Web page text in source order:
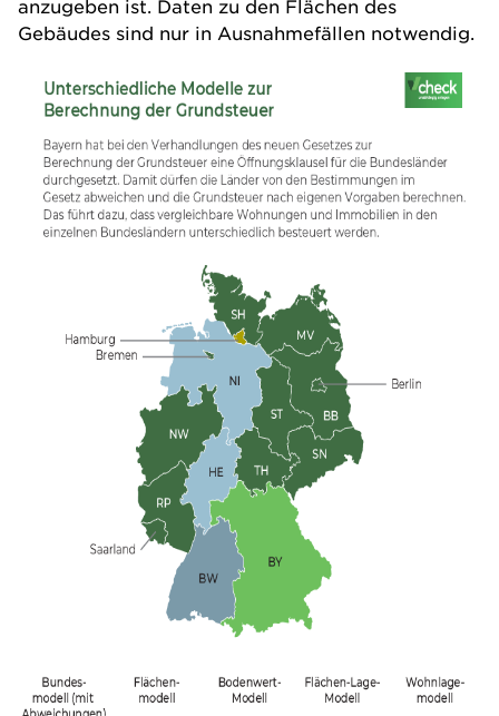
anzugeben ist. Daten zu den Flächen des
Gebäudes sind nur in Ausnahmefällen notwendig.